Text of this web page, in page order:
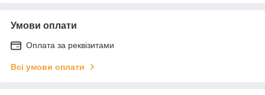
Умови оплати
Оплата за реквізитами
Всі умови оплати